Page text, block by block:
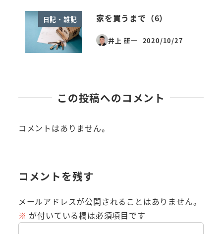
日記・雑記 家を買うまで（6）
井上 研一
投稿日
2020/10/27
この投稿へのコメント
コメントはありません。
コメントを残す
メールアドレスが公開されることはありません。
※ が付いている欄は必須項目です